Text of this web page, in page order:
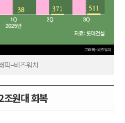
픽=비즈워치
조원대 회복